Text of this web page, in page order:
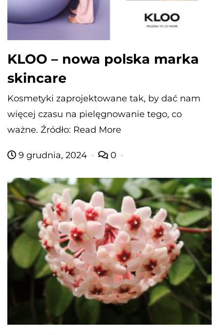
KLOO – nowa polska marka
skincare
Kosmetyki zaprojektowane tak, by dać nam
więcej czasu na pielęgnowanie tego, co
ważne. Źródło: Read More
9 grudnia, 2024 0